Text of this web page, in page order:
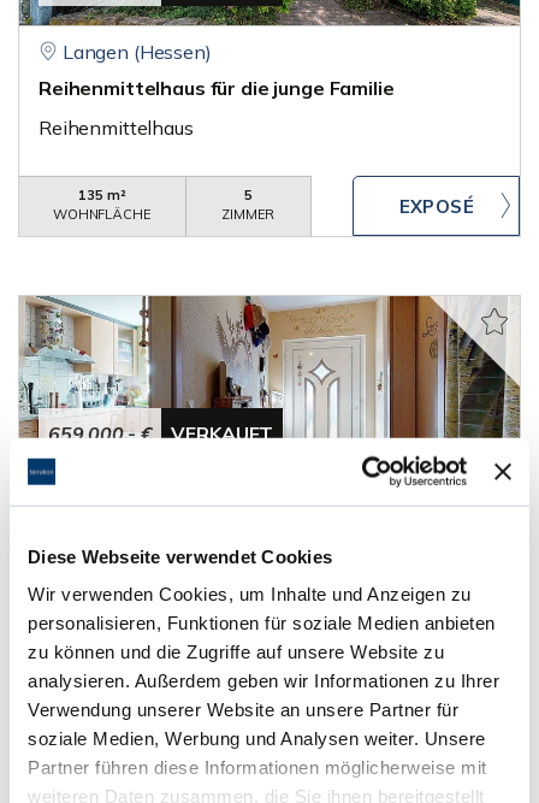
Diese Webseite verwendet Cookies
Wir verwenden Cookies, um Inhalte und Anzeigen zu
personalisieren, Funktionen für soziale Medien anbieten
zu können und die Zugriffe auf unsere Website zu
analysieren. Außerdem geben wir Informationen zu Ihrer
Verwendung unserer Website an unsere Partner für
soziale Medien, Werbung und Analysen weiter. Unsere
Partner führen diese Informationen möglicherweise mit
weiteren Daten zusammen, die Sie ihnen bereitgestellt
Langen (Hessen)
Reihenmittelhaus für die junge Familie
Reihenmittelhaus
135 m²
WOHNFLÄCHE
5
ZIMMER
659.000,- € VERKAUFT
Viernheim
Zustand
Reihenmittelhaus
188 m²
WOHNFLÄCHE
5
ZIMMER